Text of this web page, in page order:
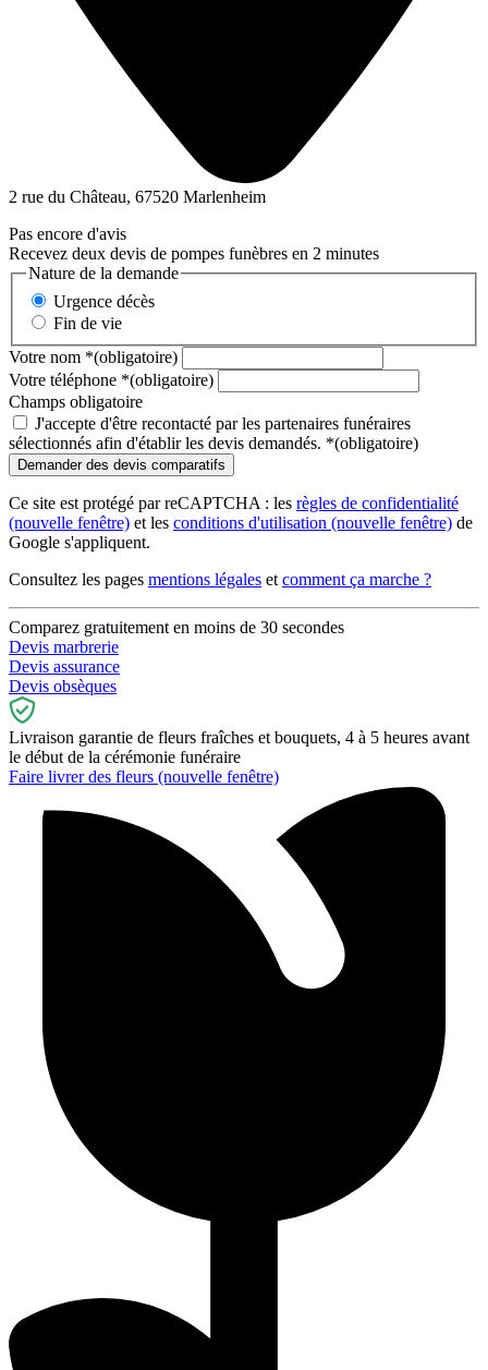
2 rue du Château, 67520 Marlenheim
Pas encore d'avis
Recevez deux devis de pompes funèbres en 2 minutes
Nature de la demande
Urgence décès
Fin de vie
Votre nom *(obligatoire)
Votre téléphone *(obligatoire)
Champs obligatoire
J'accepte d'être recontacté par les partenaires funéraires
sélectionnés afin d'établir les devis demandés. *(obligatoire)
Ce site est protégé par reCAPTCHA : les règles de confidentialité
(nouvelle fenêtre) et les conditions d'utilisation (nouvelle fenêtre) de
Google s'appliquent.
Consultez les pages mentions légales et comment ça marche ?
Comparez gratuitement en moins de 30 secondes
Devis marbrerie
Devis assurance
Devis obsèques
Livraison garantie de fleurs fraîches et bouquets, 4 à 5 heures avant
le début de la cérémonie funéraire
Faire livrer des fleurs (nouvelle fenêtre)